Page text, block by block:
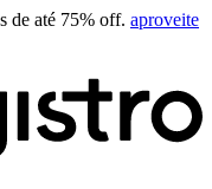
de até 75% off. aproveite